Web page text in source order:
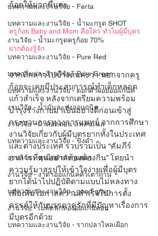
บทความและงานวิจัย - Ferta
บทความและงานวิจัย - น้ำมะกรูด SHOT
งานวิจัย - น้ำมะกรูดครูก้อย 70%
บทความและงานวิจัย - Pure Red
บทความและงานวิจัย - Pure Green
บทความและงานวิจัย - ดอกคำฝอยออแกนิค
งานวิจัย - น้ำมันละหุ่งออแกนิค
งานวิจัย - ผ้าคอตตอน แฟลนเนล
บทความและงานวิจัย - ขิงดำ
งานวิจัย - ซุปไก่ดำตังกุยสดฯ
งานวิจัย - งาดำออแกนิคคั่วเตาถ่าน
บทความและงานวิจัย - good-grain
งานวิจัย - เมล็ดฟักทองออแกนิคอบ
บทความและงานวิจัย - รากปลาไหลเผือก
ก้อยให้มากขึ้นค่ะ
ครูก้อย Baby and Mom คือใคร ทำไมผู้มีบุตร
ยากต้องรู้จัก
จากที่กล่าวไปข้างต้นค่ะว่า นอกจากครู
ก้อยจะเคยมีประสบการณ์ทำเด็กหลอด
แก้วสำเร็จ หลังจากเตรียมความพร้อม
บำรุงร่างกายมาเป็นอย่างดีก่อนเข้าสู่
กระบวนการทางการแพทย์ จากการศึกษา
งานวิจัยเกี่ยวกับผู้มีบุตรยากทั้งในประเทศ
และต่างประเทศ รวบรวมเป็น “คัมภีร์
อาหารที่คนอยากท้องต้องกิน” โดยนำ
ความรู้มาสรุปให้เข้าใจง่ายเพื่อผู้มีบุตร
ยากได้นำไปปฏิบัติตามแบบไม่หลงทาง
เพื่อเพิ่มโอกาสความสำเร็จในการตั้ง
ครรภ์ให้กับบรรดาคู่รักที่มีปัญหาเรื่องการ
มีบุตรอีกด้วย